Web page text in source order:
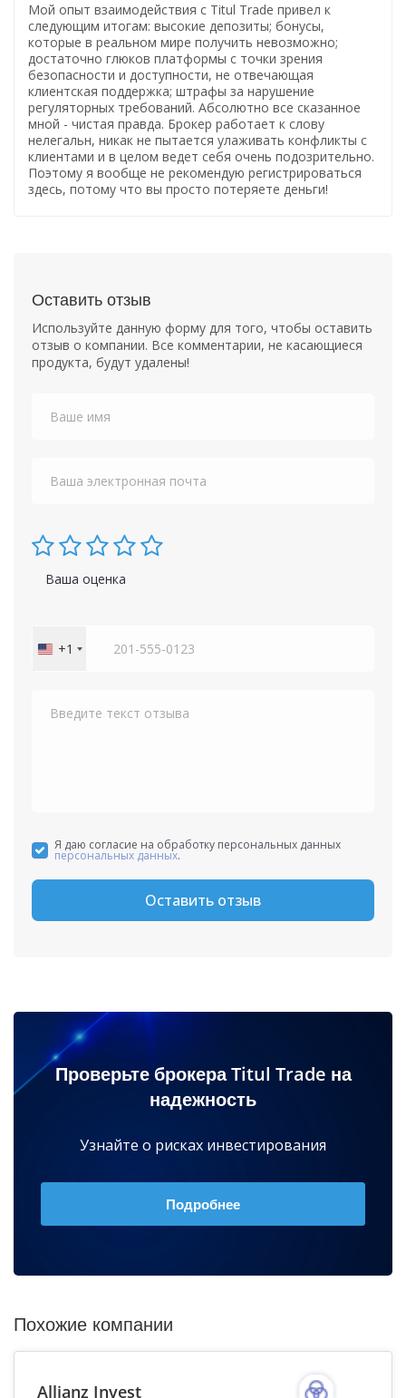
Мой опыт взаимодействия с Titul Trade привел к
следующим итогам: высокие депозиты; бонусы,
которые в реальном мире получить невозможно;
достаточно глюков платформы с точки зрения
безопасности и доступности, не отвечающая
клиентская поддержка; штрафы за нарушение
регуляторных требований. Абсолютно все сказанное
мной - чистая правда. Брокер работает к слову
нелегальн, никак не пытается улаживать конфликты с
клиентами и в целом ведет себя очень подозрительно.
Поэтому я вообще не рекомендую регистрироваться
здесь, потому что вы просто потеряете деньги!
Оставить отзыв
Используйте данную форму для того, чтобы оставить
отзыв о компании. Все комментарии, не касающиеся
продукта, будут удалены!
Ваша оценка
United
+1
Я даю согласие на обработку персональных данных
персональных данных.
Оставить отзыв
Проверьте брокера Titul Trade на
надежность
Узнайте о рисках инвестирования
Подробнее
Похожие компании
Allianz Invest